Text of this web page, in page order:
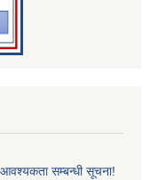
आवश्यकता सम्बन्धी सूचना!